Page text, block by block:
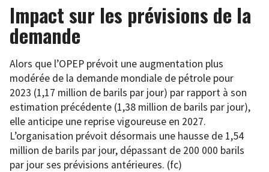
Impact sur les prévisions de la
demande
Alors que l’OPEP prévoit une augmentation plus
modérée de la demande mondiale de pétrole pour
2023 (1,17 million de barils par jour) par rapport à son
estimation précédente (1,38 million de barils par jour),
elle anticipe une reprise vigoureuse en 2027.
L’organisation prévoit désormais une hausse de 1,54
million de barils par jour, dépassant de 200 000 barils
par jour ses prévisions antérieures. (fc)